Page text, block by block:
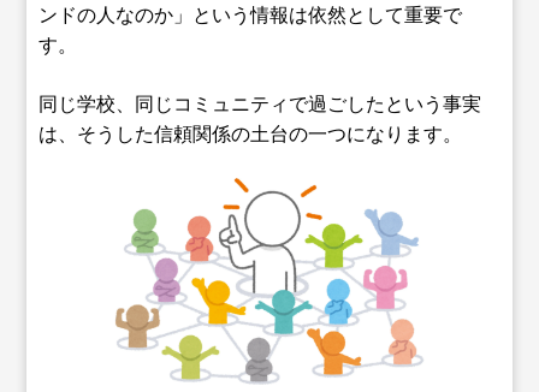
ンドの人なのか」という情報は依然として重要で
す。
同じ学校、同じコミュニティで過ごしたという事実
は、そうした信頼関係の土台の一つになります。